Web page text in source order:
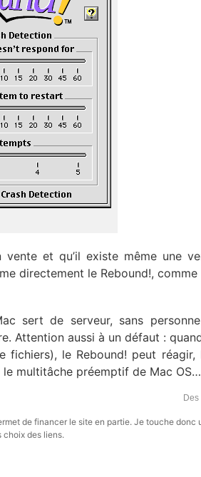
et qu’il existe même une
directement le Rebound!, comme
sert de serveur, sans
Attention aussi à un défaut :
le Rebound! peut réagir,
multitâche préemptif de Mac OS…
de financer le site en partie. Je touche donc
choix des liens.